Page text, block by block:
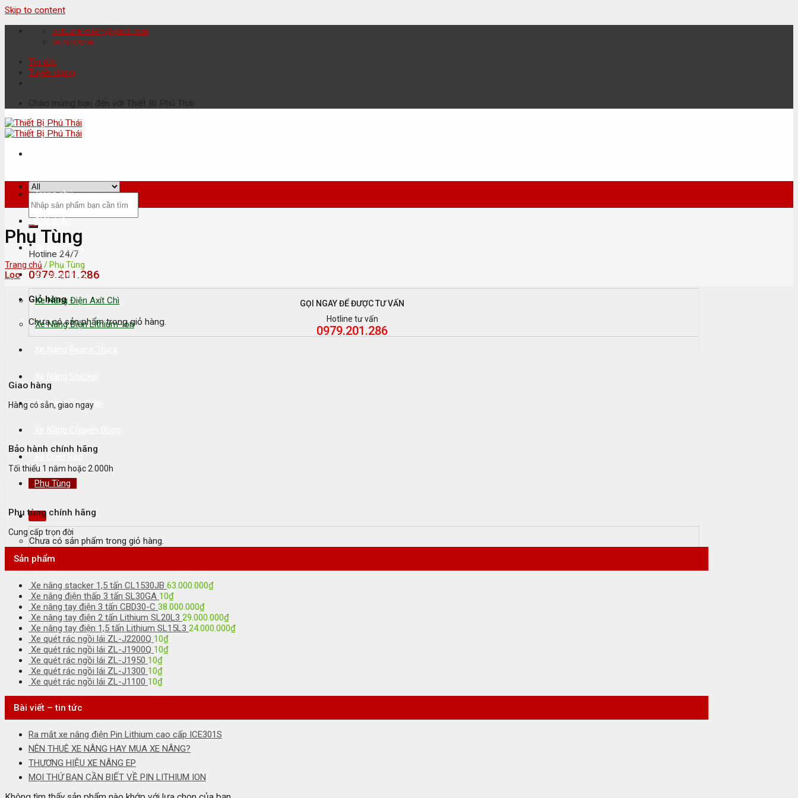
Skip to content
buituankiet46m@gmail.com
0979201286
Tin tức
Tuyển dụng
Chào mừng bạn đến với Thiết Bị Phú Thái
Hotline 24/7
0979.201.286
Giỏ hàng
Chưa có sản phẩm trong giỏ hàng.
Trang chủ
Giới thiệu
Xe Nâng Dầu
Xe nâng Điện
Xe Nâng Điện Axít Chì
Xe Nâng Điện Lithium-Ion
Xe Nâng Tay Điện
Phụ Tùng
Chưa có sản phẩm trong giỏ hàng.
Phụ Tùng
Trang chủ / Phụ Tùng
Lọc
GỌI NGAY ĐỂ ĐƯỢC TƯ VẤN
Hotline tư vấn
0979.201.286
Giao hàng
Hàng có sẵn, giao ngay
Bảo hành chính hãng
Tối thiểu 1 năm hoặc 2.000h
Phụ tùng chính hãng
Cung cấp trọn đời
Sản phẩm
Xe nâng stacker 1,5 tấn CL1530JB 63.000.000₫
Xe nâng điện thấp 3 tấn SL30GA 10₫
Xe nâng tay điện 3 tấn CBD30-C 38.000.000₫
Xe nâng tay điện 2 tấn Lithium SL20L3 29.000.000₫
Xe nâng tay điện 1,5 tấn Lithium SL15L3 24.000.000₫
Xe quét rác ngồi lái ZL-J2200Q 10₫
Xe quét rác ngồi lái ZL-J1900Q 10₫
Xe quét rác ngồi lái ZL-J1950 10₫
Xe quét rác ngồi lái ZL-J1300 10₫
Xe quét rác ngồi lái ZL-J1100 10₫
Bài viết – tin tức
Ra mắt xe nâng điện Pin Lithium cao cấp ICE301S
NÊN THUÊ XE NÂNG HAY MUA XE NÂNG?
THƯƠNG HIỆU XE NÂNG EP
MỌI THỨ BẠN CẦN BIẾT VỀ PIN LITHIUM ION